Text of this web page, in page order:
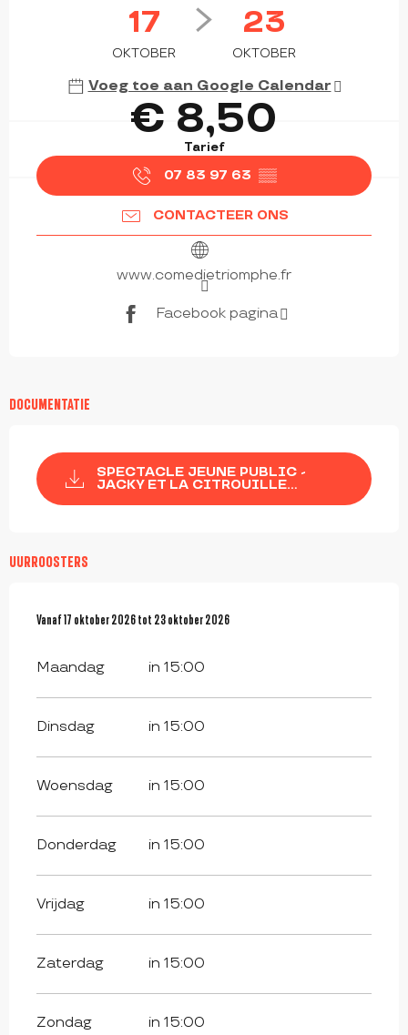
17
OKTOBER
23
OKTOBER
Voeg toe aan Google Calendar
€ 8,50
Tarief
07 83 97 63 ▒▒
CONTACTEER ONS
www.comedietriomphe.fr
Facebook pagina
DOCUMENTATIE
SPECTACLE JEUNE PUBLIC -
JACKY ET LA CITROUILLE...
UURROOSTERS
Vanaf17 oktober 2026tot 23 oktober 2026
Vanaf17 oktober 2026tot 23 oktober 2026
Maandag in 15:00
Dinsdag in 15:00
Woensdag in 15:00
Donderdag in 15:00
Vrijdag in 15:00
Zaterdag in 15:00
Zondag in 15:00